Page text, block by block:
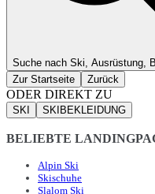
Suche nach Ski, Ausrüstung,
Zur Startseite
Zurück
ODER DIREKT ZU
SKI SKIBEKLEIDUNG
BELIEBTE
Alpin Ski
Skischuhe
Slalom Ski